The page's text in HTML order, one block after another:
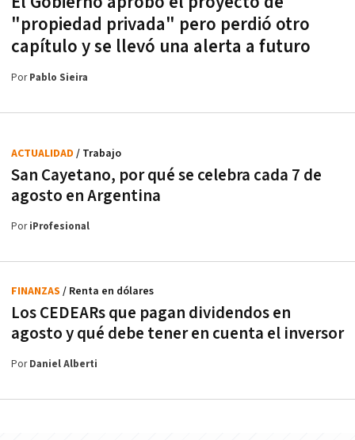
"propiedad privada" pero perdió otro
capítulo y se llevó una alerta a futuro
PorPablo Sieira
San Cayetano, por qué se celebra cada 7 de
agosto en Argentina
ACTUALIDAD / Trabajo
PoriProfesional
Los CEDEARs que pagan dividendos en
agosto y qué debe tener en cuenta el inversor
FINANZAS / Renta en dólares
PorDaniel Alberti